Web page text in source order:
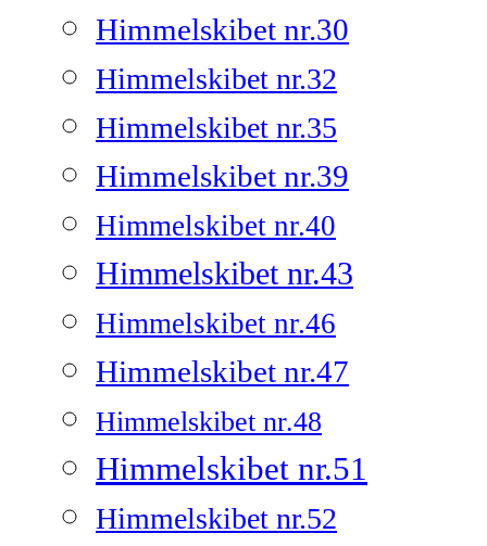
Himmelskibet nr.30
Himmelskibet nr.32
Himmelskibet nr.35
Himmelskibet nr.39
Himmelskibet nr.40
Himmelskibet nr.43
Himmelskibet nr.46
Himmelskibet nr.47
Himmelskibet nr.48
Himmelskibet nr.51
Himmelskibet nr.52